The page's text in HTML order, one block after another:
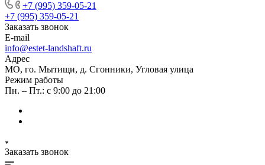
+7 (995) 359-05-21
+7 (995) 359-05-21
Заказать звонок
E-mail
info@estet-landshaft.ru
Адрес
МО, го. Мытищи, д. Сгонники, Угловая улица
Режим работы
Пн. – Пт.: с 9:00 до 21:00
Заказать звонок